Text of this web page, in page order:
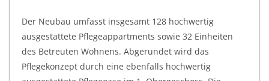
Der Neubau umfasst insgesamt 128 hochwertig
ausgestattete Pflegeappartments sowie 32 Einheiten
des Betreuten Wohnens. Abgerundet wird das
Pflegekonzept durch eine ebenfalls hochwertig